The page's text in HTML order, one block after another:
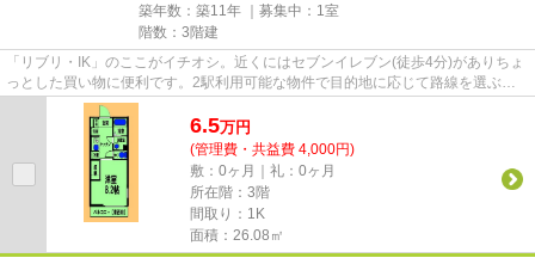
築年数：築11年 ｜募集中： 1室
階数：3階建
「リブリ・IK」のここがイチオシ。近くにはセブンイレブン(徒歩4分)がありちょ
っとした買い物に便利です。2駅利用可能な物件で目的地に応じて路線を選ぶこ
とができます。造りとデザイ...
6.5万円
(管理費・共益費 4,000円)
敷：0ヶ月｜礼：0ヶ月
所在階：3階
間取り：1K
面積：26.08㎡